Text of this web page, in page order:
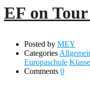
EF on
Posted by MEY
Categories
Europaschule
Comments 0